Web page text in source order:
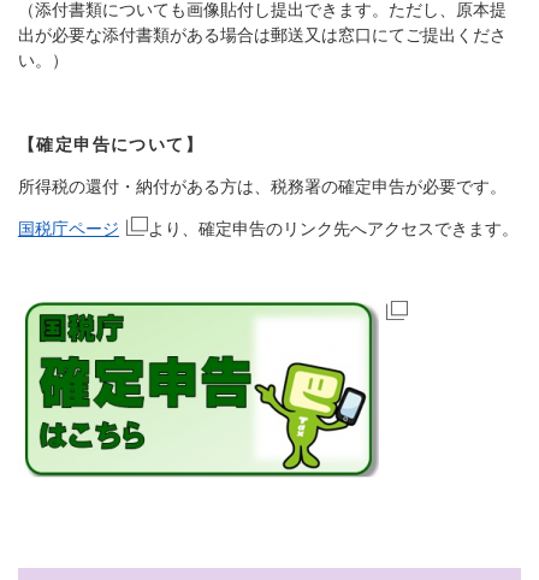
（添付書類についても画像貼付し提出できます。ただし、原本提
出が必要な添付書類がある場合は郵送又は窓口にてご提出くださ
い。）
【確定申告について】
所得税の還付・納付がある方は、税務署の確定申告が必要です。
国税庁ページ より、確定申告のリンク先へアクセスできます。